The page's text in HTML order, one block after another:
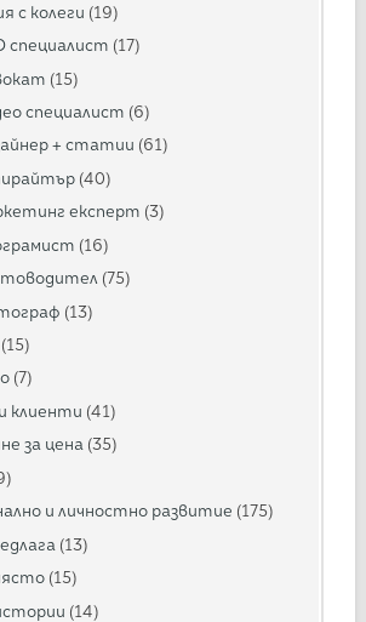
с колеги (19)
специалист (17)
(15)
специалист (6)
+ статии (61)
(40)
експерт (3)
(16)
(75)
(13)
(15)
(7)
клиенти (41)
за цена (35)
и личностно развитие (175)
(13)
(15)
(14)